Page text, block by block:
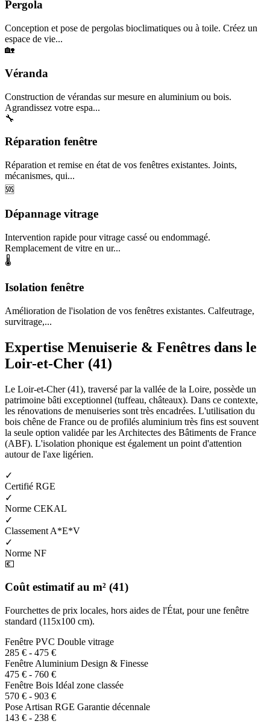
Pergola
Conception et pose de pergolas bioclimatiques ou à toile. Créez un
espace de vie...
🏡
Véranda
Construction de vérandas sur mesure en aluminium ou bois.
Agrandissez votre espa...
🔧
Réparation fenêtre
Réparation et remise en état de vos fenêtres existantes. Joints,
mécanismes, qui...
🆘
Dépannage vitrage
Intervention rapide pour vitrage cassé ou endommagé.
Remplacement de vitre en ur...
🌡️
Isolation fenêtre
Amélioration de l'isolation de vos fenêtres existantes. Calfeutrage,
survitrage,...
Expertise Menuiserie & Fenêtres dans le
Loir-et-Cher (41)
Le Loir-et-Cher (41), traversé par la vallée de la Loire, possède un
patrimoine bâti exceptionnel (tuffeau, châteaux). Dans ce contexte,
les rénovations de menuiseries sont très encadrées. L'utilisation du
bois chêne de France ou de profilés aluminium très fins est souvent
la seule option validée par les Architectes des Bâtiments de France
(ABF). L'isolation phonique est également un point d'attention
autour de l'axe ligérien.
✓
Certifié RGE
✓
Norme CEKAL
✓
Classement A*E*V
✓
Norme NF
💶
Coût estimatif au m² (41)
Fourchettes de prix locales, hors aides de l'État, pour une fenêtre
standard (115x100 cm).
Fenêtre PVC Double vitrage
285 € - 475 €
Fenêtre Aluminium Design & Finesse
475 € - 760 €
Fenêtre Bois Idéal zone classée
570 € - 903 €
Pose Artisan RGE Garantie décennale
143 € - 238 €